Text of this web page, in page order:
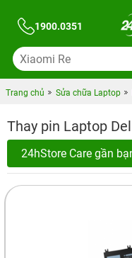
1900.0351
Trang chủ Sửa chữa Laptop
Thay pin Laptop
24hStore Care gần